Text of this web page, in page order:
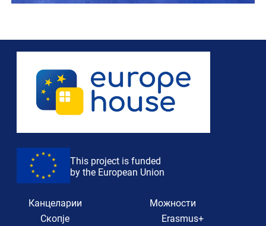
This project is funded
by the European Union
Канцеларии
Скопје
Можности
Erasmus+